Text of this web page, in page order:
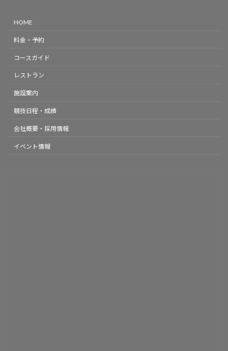
HOME
料金・予約
コースガイド
レストラン
施設案内
競技日程・成績
会社概要・採用情報
イベント情報